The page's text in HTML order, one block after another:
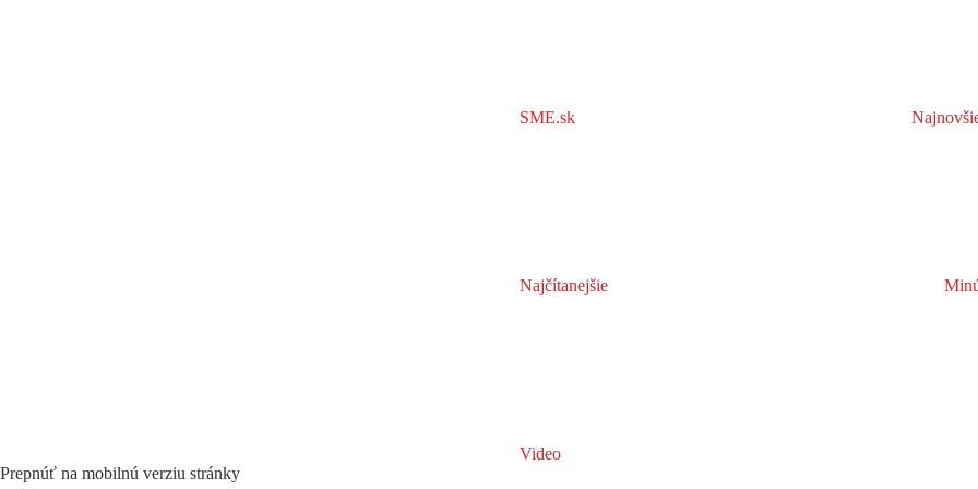
SME.sk
Najčítanejšie
Video
Prepnúť na mobilnú verziu stránky